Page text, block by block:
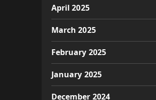
April 2025
March 2025
February 2025
January 2025
December 2024